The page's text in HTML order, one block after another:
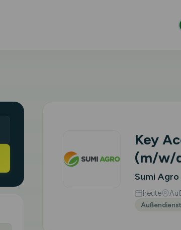
Key
(m/w/
Sumi Agro
heute